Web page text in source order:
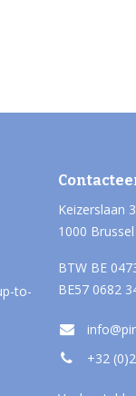
to-
Keizerslaan
1000 Brussel
BTW BE
BE57 0682
+32